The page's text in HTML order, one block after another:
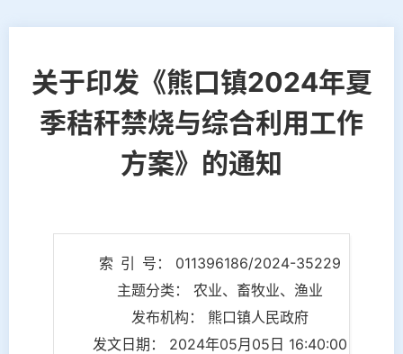
关于印发《熊口镇2024年夏
季秸秆禁烧与综合利用工作
方案》的通知
索 引 号： 011396186/2024-35229
主题分类： 农业、畜牧业、渔业
发布机构： 熊口镇人民政府
发文日期： 2024年05月05日 16:40:00